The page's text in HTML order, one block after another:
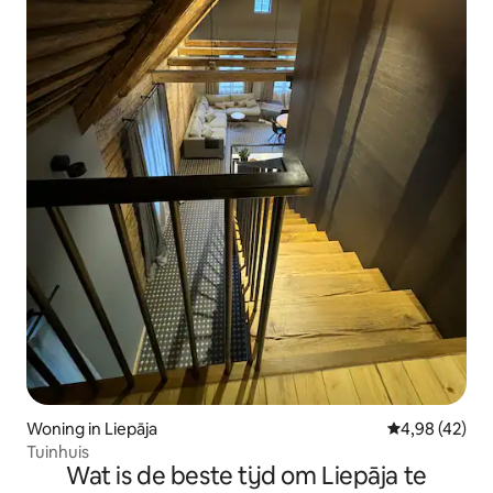
Woning in Liepāja Gemiddelde
4,98 (42)
Tuinhuis
Wat is de beste tijd om Liepāja te